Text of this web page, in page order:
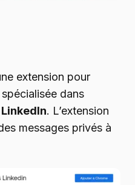
extension pour
dans
LinkedIn. L’extension
messages privés à